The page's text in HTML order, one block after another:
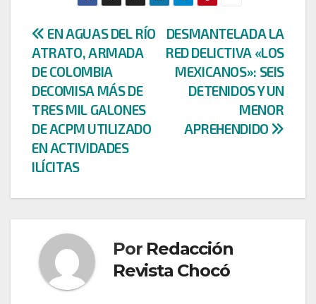
Navegación
de
entradas
DESMANTELADA LA
RED DELICTIVA «LOS
MEXICANOS»: SEIS
DETENIDOS Y UN
MENOR
APREHENDIDO
EN AGUAS DEL RÍO
ATRATO, ARMADA
DE COLOMBIA
DECOMISA MÁS DE
TRES MIL GALONES
DE ACPM UTILIZADO
EN ACTIVIDADES
ILÍCITAS
Por Redacción
Revista Chocó